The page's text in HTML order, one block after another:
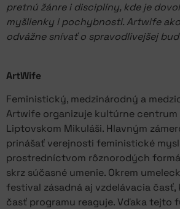
pretnú žánre i disciplíny, kde je
myšlienky i pochybnosti. Artwife
odvážne snívať o spravodlivejšej
ArtWife
Feministický, medzinárodný a
Artwife organizuje kultúrne centrum
Liptovskom Mikuláši. Hlavným
prinášať verejnosti feministické
prostredníctvom rôznorodých
skrz súčasné umenie. Okrem
festival zásadná aj vzdelávacia
časť programu reaguje. Vďaka tejto